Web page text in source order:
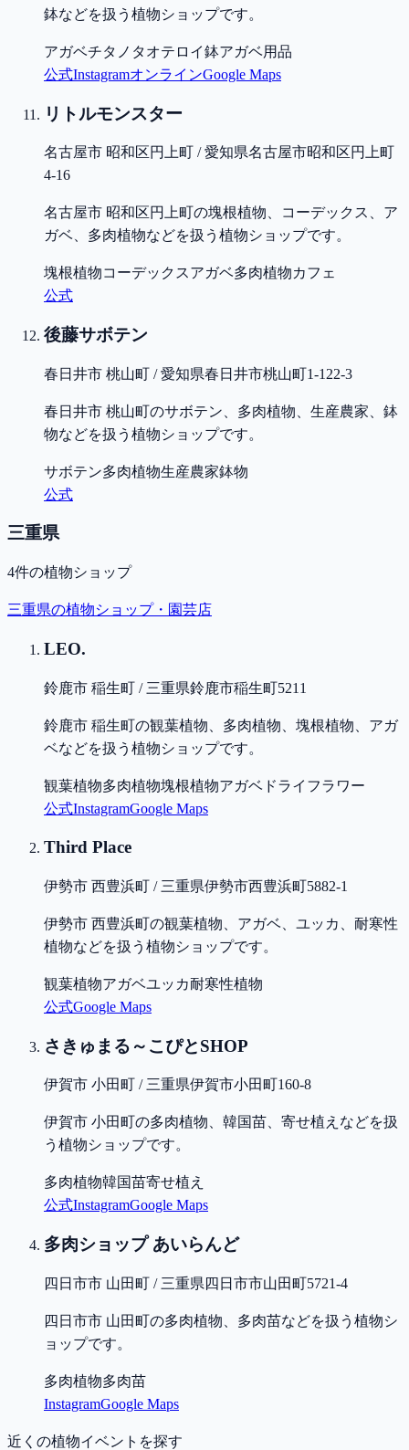
鉢などを扱う植物ショップです。
アガベチタノタオテロイ鉢アガベ用品
公式InstagramオンラインGoogle Maps
リトルモンスター
名古屋市 昭和区円上町 / 愛知県名古屋市昭和区円上町
4-16
名古屋市 昭和区円上町の塊根植物、コーデックス、ア
ガベ、多肉植物などを扱う植物ショップです。
塊根植物コーデックスアガベ多肉植物カフェ
公式
後藤サボテン
春日井市 桃山町 / 愛知県春日井市桃山町1-122-3
春日井市 桃山町のサボテン、多肉植物、生産農家、鉢
物などを扱う植物ショップです。
サボテン多肉植物生産農家鉢物
公式
三重県
4件の植物ショップ
三重県の植物ショップ・園芸店
LEO.
鈴鹿市 稲生町 / 三重県鈴鹿市稲生町5211
鈴鹿市 稲生町の観葉植物、多肉植物、塊根植物、アガ
ベなどを扱う植物ショップです。
観葉植物多肉植物塊根植物アガベ ドライフラワー
公式InstagramGoogle Maps
Third Place
伊勢市 西豊浜町 / 三重県伊勢市西豊浜町5882-1
伊勢市 西豊浜町の観葉植物、アガベ、ユッカ、耐寒性
植物などを扱う植物ショップです。
観葉植物アガベユッカ耐寒性植物
公式Google Maps
さきゅまる～こぴとSHOP
伊賀市 小田町 / 三重県伊賀市小田町160-8
伊賀市 小田町の多肉植物、韓国苗、寄せ植えなどを扱
う植物ショップです。
多肉植物韓国苗寄せ植え
公式InstagramGoogle Maps
多肉ショップ あいらんど
四日市市 山田町 / 三重県四日市市山田町5721-4
四日市市 山田町の多肉植物、多肉苗などを扱う植物シ
ョップです。
多肉植物多肉苗
InstagramGoogle Maps
近くの植物イベントを探す